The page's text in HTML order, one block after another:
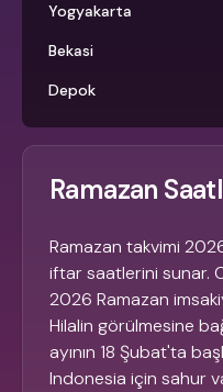
Yogyakarta
Bekasi
Depok
Ramazan
Ramazan takvimi
iftar saatlerini sunar.
2026 Ramazan
Hilalin görülmesine
ayının 18 Şubat'ta
Indonesia için sahur